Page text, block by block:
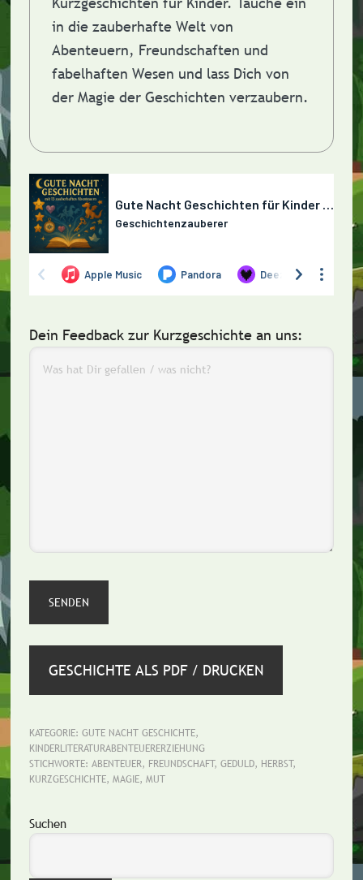
in die zauberhafte Welt von
Abenteuern, Freundschaften und
fabelhaften Wesen und lass Dich von
der Magie der Geschichten verzaubern.
Dein Feedback zur Kurzgeschichte an uns:
GESCHICHTE ALS PDF / DRUCKEN
KATEGORIE: GUTE NACHT GESCHICHTE,
KINDERLITERATURABENTEUERERZIEHUNG
STICHWORTE: ABENTEUER, FREUNDSCHAFT, GEDULD, HERBST,
KURZGESCHICHTE, MAGIE, MUT
Seitenspalte
Suchen